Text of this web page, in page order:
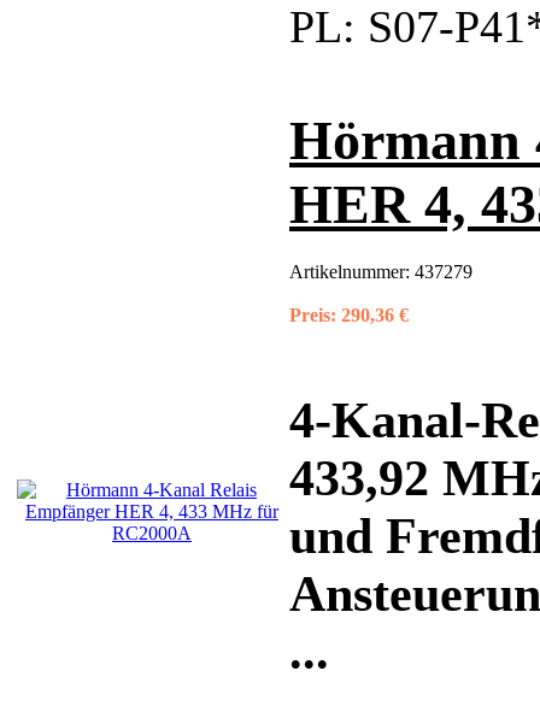
PL: S07-
Hörmann
HER 4,
Artikelnummer: 437279
Preis: 290,36 €
4-Kanal-
433,92
und
...